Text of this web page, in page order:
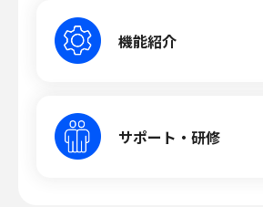
機能紹介
サポート・研修